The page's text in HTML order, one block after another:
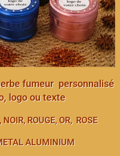
fumeur personnalisé
logo ou texte
NOIR, ROUGE, OR, ROSE
ALUMINIUM